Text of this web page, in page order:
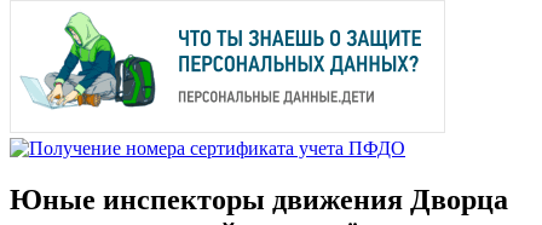
Юные инспекторы движения Дворца